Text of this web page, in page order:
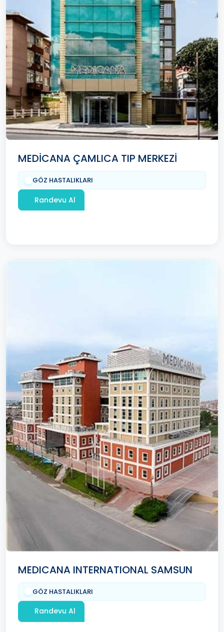
MEDİCANA ÇAMLICA TIP MERKEZİ
GÖZ HASTALIKLARI
Randevu Al
MEDICANA INTERNATIONAL SAMSUN
GÖZ HASTALIKLARI
Randevu Al